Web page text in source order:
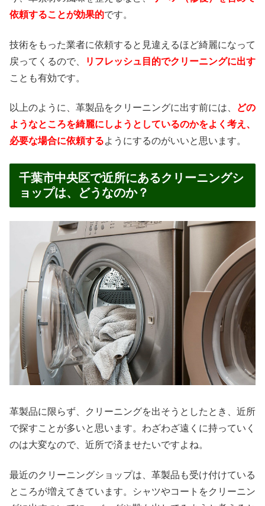
依頼することが効果的です。
技術をもった業者に依頼すると見違えるほど綺麗になって
戻ってくるので、
リフレッシュ目的でクリーニングに出す
ことも有効です。
以上のように、革製品をクリーニングに出す前には、
どの
ようなところを綺麗にしようとしているのかをよく考え、
必要な場合に依頼するようにするのがいいと思います。
千葉市中央区で近所にあるクリーニングシ
ョップは、どうなのか？
革製品に限らず、クリーニングを出そうとしたとき、近所
で探すことが多いと思います。わざわざ遠くに持っていく
のは大変なので、近所で済ませたいですよね。
最近のクリーニングショップは、革製品も受け付けている
ところが増えてきています。シャツやコートをクリーニン